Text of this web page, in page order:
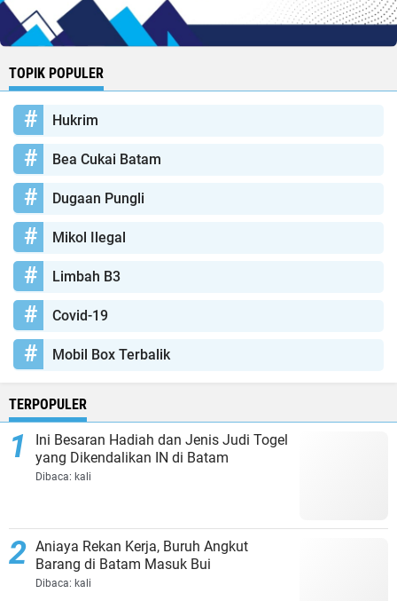
TOPIK POPULER
Hukrim
Bea Cukai Batam
Dugaan Pungli
Mikol Ilegal
Limbah B3
Covid-19
Mobil Box Terbalik
TERPOPULER
Ini Besaran Hadiah dan Jenis Judi Togel
yang Dikendalikan IN di Batam
Dibaca: kali
Aniaya Rekan Kerja, Buruh Angkut
Barang di Batam Masuk Bui
Dibaca: kali